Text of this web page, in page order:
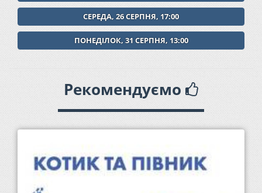
СЕРЕДА, 26 СЕРПНЯ, 17:00
ПОНЕДІЛОК, 31 СЕРПНЯ, 13:00
Рекомендуємо